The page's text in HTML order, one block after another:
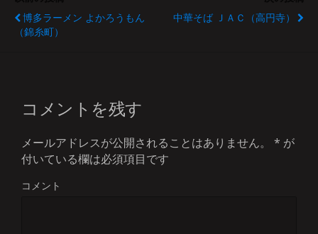
博多ラーメン よかろうもん
（錦糸町）
中華そば ＪＡＣ（高円寺）
コメントを残す
メールアドレスが公開されることはありません。 * が
付いている欄は必須項目です
コメント